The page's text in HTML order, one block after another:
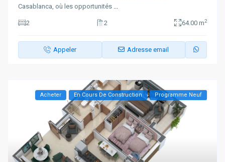
Casablanca, où les opportunités
2 2 64.00 m2
Appeler Adresse email
Acheter En Cours De Construction Programme Neuf